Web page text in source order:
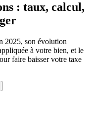
: taux, calcul,
2025, son évolution
à votre bien, et le
faire baisser votre taxe